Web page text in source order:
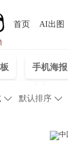
首页 AI出图
手机海报
公众号
 默认排序 